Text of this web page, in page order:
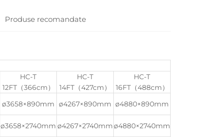
Produse recomandate
HC-T
12FT（366cm）
HC-T
14FT（427cm）
HC-T
16FT（488cm）
ø3658×890mm ø4267×890mm ø4880×890mm
ø3658×2740mm ø4267×2740mmø4880×2740mm